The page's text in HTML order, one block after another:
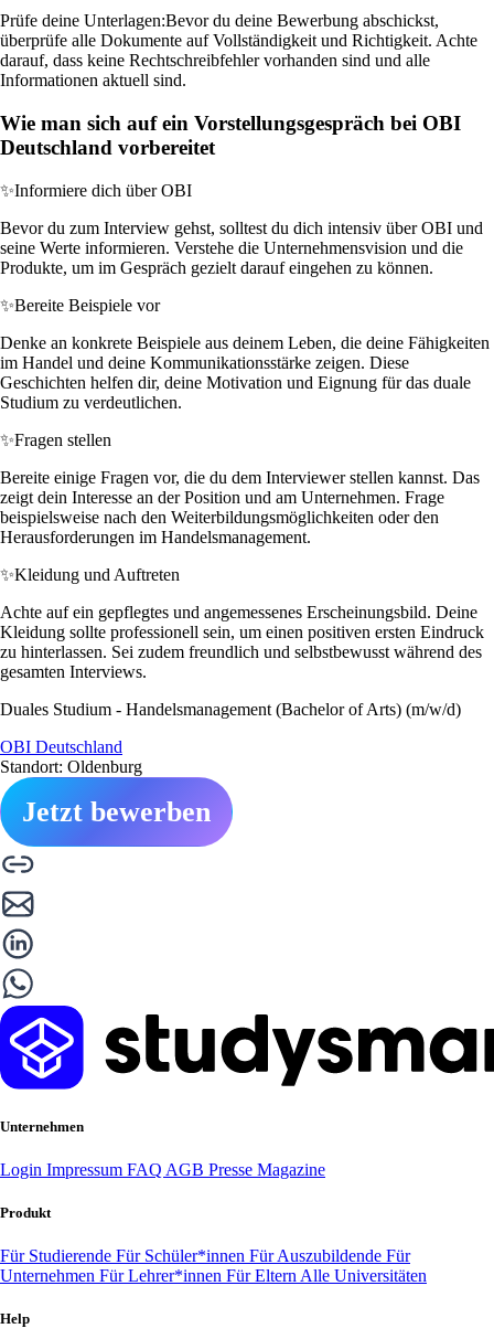
Prüfe deine Unterlagen:Bevor du deine Bewerbung abschickst,
überprüfe alle Dokumente auf Vollständigkeit und Richtigkeit. Achte
darauf, dass keine Rechtschreibfehler vorhanden sind und alle
Informationen aktuell sind.
Wie man sich auf ein Vorstellungsgespräch bei OBI
Deutschland vorbereitet
✨Informiere dich über OBI
Bevor du zum Interview gehst, solltest du dich intensiv über OBI und
seine Werte informieren. Verstehe die Unternehmensvision und die
Produkte, um im Gespräch gezielt darauf eingehen zu können.
✨Bereite Beispiele vor
Denke an konkrete Beispiele aus deinem Leben, die deine Fähigkeiten
im Handel und deine Kommunikationsstärke zeigen. Diese
Geschichten helfen dir, deine Motivation und Eignung für das duale
Studium zu verdeutlichen.
✨Fragen stellen
Bereite einige Fragen vor, die du dem Interviewer stellen kannst. Das
zeigt dein Interesse an der Position und am Unternehmen. Frage
beispielsweise nach den Weiterbildungsmöglichkeiten oder den
Herausforderungen im Handelsmanagement.
✨Kleidung und Auftreten
Achte auf ein gepflegtes und angemessenes Erscheinungsbild. Deine
Kleidung sollte professionell sein, um einen positiven ersten Eindruck
zu hinterlassen. Sei zudem freundlich und selbstbewusst während des
gesamten Interviews.
Duales Studium - Handelsmanagement (Bachelor of Arts) (m/w/d)
OBI Deutschland
Standort: Oldenburg
Jetzt bewerben
Unternehmen
Login Impressum FAQ AGB Presse Magazine
Produkt
Für Studierende Für Schüler*innen Für Auszubildende Für
Unternehmen Für Lehrer*innen Für Eltern Alle Universitäten
Help